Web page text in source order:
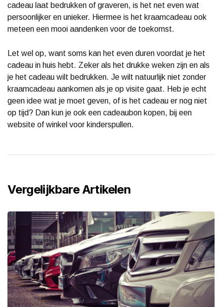
cadeau laat bedrukken of graveren, is het net even wat
persoonlijker en unieker. Hiermee is het kraamcadeau ook
meteen een mooi aandenken voor de toekomst.
Let wel op, want soms kan het even duren voordat je het
cadeau in huis hebt. Zeker als het drukke weken zijn en als
je het cadeau wilt bedrukken. Je wilt natuurlijk niet zonder
kraamcadeau aankomen als je op visite gaat. Heb je echt
geen idee wat je moet geven, of is het cadeau er nog niet
op tijd? Dan kun je ook een cadeaubon kopen, bij een
website of winkel voor kinderspullen.
Vergelijkbare Artikelen